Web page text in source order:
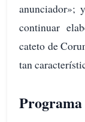
anunciador»;
continuar
cateto de
tan